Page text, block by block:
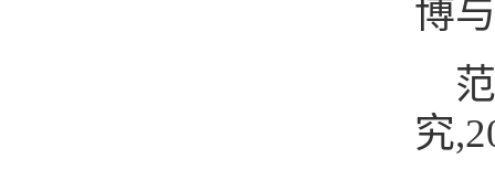
博
究